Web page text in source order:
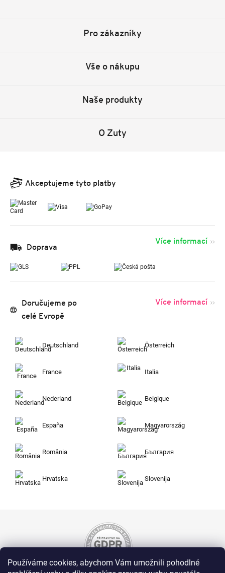
Používáme cookies, abychom Vám umožnili pohodlné
Pro zákazníky
Vše o nákupu
Naše produkty
O Zuty
Akceptujeme tyto platby
Doprava
Více informací
Doručujeme po
celé Evropě
Více informací
Deutschland Österreich
France Italia
Nederland Belgique
España Magyarország
România България
Hrvatska Slovenija